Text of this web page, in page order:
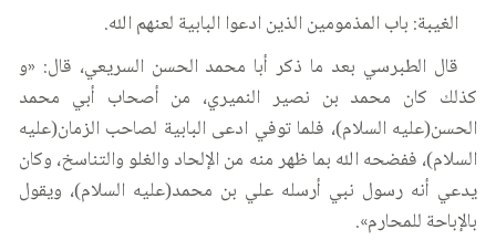
الغيبة: باب المذمومين الذين ادعوا البابية لعنهم الله.
قال الطبرسي بعد ما ذكر أبا محمد الحسن السريعي، قال: «و
كذلك كان محمد بن نصير النميري، من أصحاب أبي محمد
الحسن(عليه السلام)، فلما توفي ادعى البابية لصاحب الزمان(عليه
السلام)، ففضحه الله بما ظهر منه من الإلحاد والغلو والتناسخ، وكان
يدعي أنه رسول نبي أرسله علي بن محمد(عليه السلام)، ويقول
بالإباحة للمحارم».